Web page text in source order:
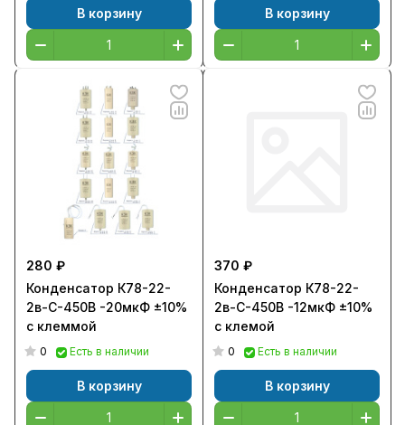
В корзину В корзину
280 ₽
Конденсатор К78-22-
2в-С-450В -20мкФ ±10%
с клеммой
0 Есть в наличии
В корзину
370 ₽
Конденсатор К78-22-
2в-С-450В -12мкФ ±10%
с клемой
0 Есть в наличии
В корзину